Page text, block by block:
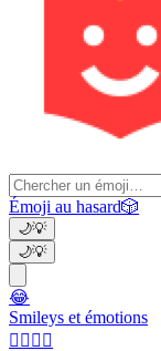
Émoji au hasard🎲
🌙💡
🌙💡
😂
Smileys et émotions
👩‍❤️‍💋‍👨